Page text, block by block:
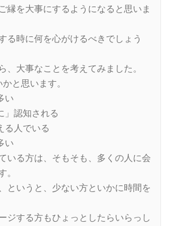
縁を大事にするようになると思いま
る時に何を心がけるべきでしょう
、大事なことを考えてみました。
と思います。
い
」認知される
る人でいる
い
いる方は、そもそも、多くの人に会
。
というと、少ない方といかに時間を
ジする方もひょっとしたらいらっし